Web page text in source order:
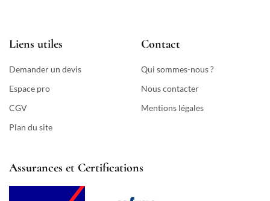
Liens utiles
Demander un devis
Espace pro
CGV
Plan du site
Contact
Qui sommes-nous ?
Nous contacter
Mentions légales
Assurances et Certifications